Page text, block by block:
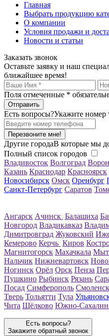
Главная
Выбрать продукцию
О компании
Условия продажи и
Новости и статьи
Заказать звонок
Оставьте заявку и наш
ближайшее время!
Поля отмеченные *
Есть вопросы?Укажите номер
Перезвоните мне!
Другие городаВ которые мы
Полный список городов
Владивосток Волгоград
Казань Краснодар Красноярск
Новосибирск Омск Оренбург
Санкт-Петербург Саратов
Ангарск Ачинск Балашиха
Новгород Владикавказ
Димитровград Жуковский
Кемерово Керчь Киров
Магнитогорск Махачкала
Нальчик Нижневартовск
Ногинск Орёл Орск Пенза
Пушкино Рыбинск Рязань
Посад Симферополь Смоленск
Тверь Тольятти Тула
Чита Щёлково Южно-
Есть вопросы?
Закажите обратный звонок